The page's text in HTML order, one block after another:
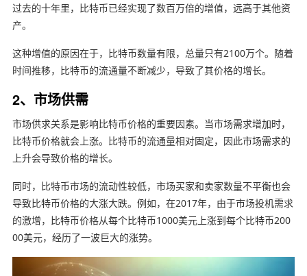
过去的十年里，比特币已经实现了数百万倍的增值，远高于其他资
产。
这种增值的原因在于，比特币数量有限，总量只有2100万个。随着
时间推移，比特币的流通量不断减少，导致了其价格的增长。
2、市场供需
市场供求关系是影响比特币价格的重要因素。当市场需求增加时，
比特币价格就会上涨。比特币的流通量相对固定，因此市场需求的
上升会导致价格的增长。
同时，比特币市场的流动性较低，市场买家和卖家数量不平衡也会
导致比特币价格的大涨大跌。例如，在2017年，由于市场投机需求
的激增，比特币价格从每个比特币1000美元上涨到每个比特币200
00美元，经历了一波巨大的涨势。